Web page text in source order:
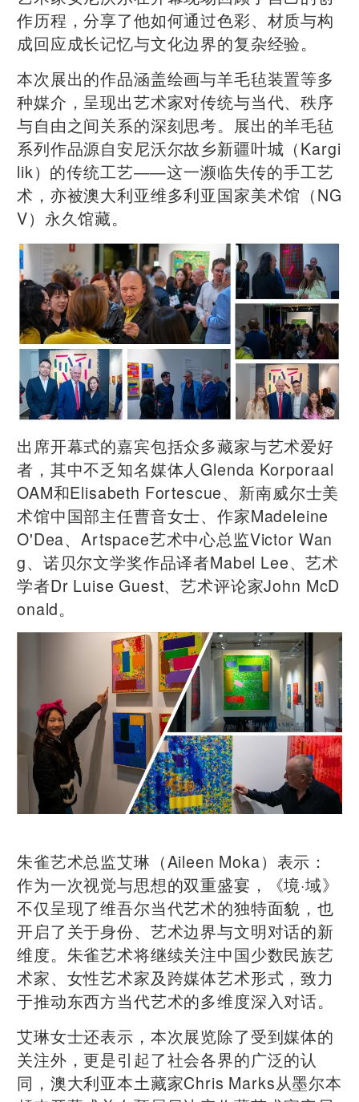
作历程，分享了他如何通过色彩、材质与构
成回应成长记忆与文化边界的复杂经验。
本次展出的作品涵盖绘画与羊毛毡装置等多
种媒介，呈现出艺术家对传统与当代、秩序
与自由之间关系的深刻思考。展出的羊毛毡
系列作品源自安尼沃尔故乡新疆叶城（Kargi
lik）的传统工艺——这一濒临失传的手工艺
术，亦被澳大利亚维多利亚国家美术馆（NG
V）永久馆藏。
出席开幕式的嘉宾包括众多藏家与艺术爱好
者，其中不乏知名媒体人Glenda Korporaal
OAM和Elisabeth Fortescue、新南威尔士美
术馆中国部主任曹音女士、作家Madeleine
O'Dea、Artspace艺术中心总监Victor Wan
g、诺贝尔文学奖作品译者Mabel Lee、艺术
学者Dr Luise Guest、艺术评论家John McD
onald。
朱雀艺术总监艾琳（Aileen Moka）表示：
作为一次视觉与思想的双重盛宴，《境·域》
不仅呈现了维吾尔当代艺术的独特面貌，也
开启了关于身份、艺术边界与文明对话的新
维度。朱雀艺术将继续关注中国少数民族艺
术家、女性艺术家及跨媒体艺术形式，致力
于推动东西方当代艺术的多维度深入对话。
艾琳女士还表示，本次展览除了受到媒体的
关注外，更是引起了社会各界的广泛的认
同，澳大利亚本土藏家Chris Marks从墨尔本